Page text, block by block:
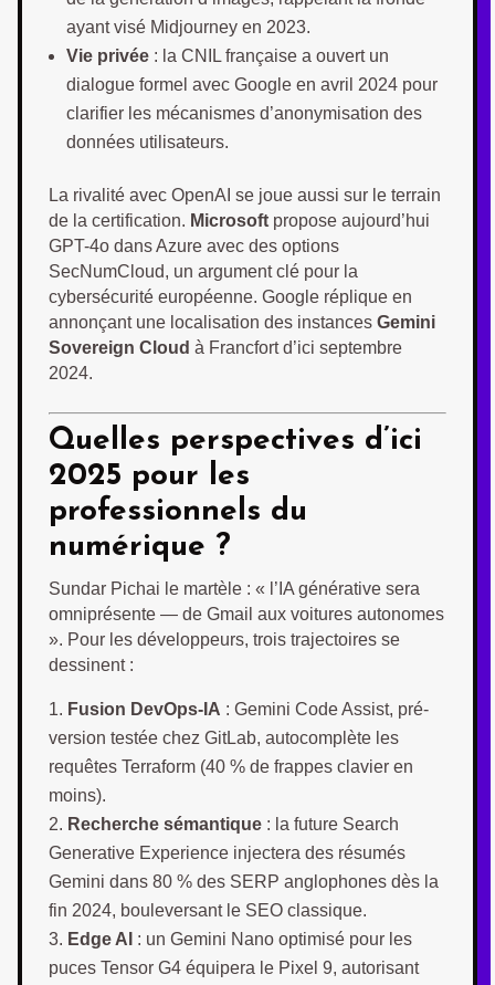
ayant visé Midjourney en 2023.
Vie privée : la CNIL française a ouvert un
dialogue formel avec Google en avril 2024 pour
clarifier les mécanismes d’anonymisation des
données utilisateurs.
La rivalité avec OpenAI se joue aussi sur le terrain
de la certification. Microsoft propose aujourd’hui
GPT-4o dans Azure avec des options
SecNumCloud, un argument clé pour la
cybersécurité européenne. Google réplique en
annonçant une localisation des instances Gemini
Sovereign Cloud à Francfort d’ici septembre
2024.
Quelles perspectives d’ici
2025 pour les
professionnels du
numérique ?
Sundar Pichai le martèle : « l’IA générative sera
omniprésente — de Gmail aux voitures autonomes
». Pour les développeurs, trois trajectoires se
dessinent :
Fusion DevOps-IA : Gemini Code Assist, pré-
version testée chez GitLab, autocomplète les
requêtes Terraform (40 % de frappes clavier en
moins).
Recherche sémantique : la future Search
Generative Experience injectera des résumés
Gemini dans 80 % des SERP anglophones dès la
fin 2024, bouleversant le SEO classique.
Edge AI : un Gemini Nano optimisé pour les
puces Tensor G4 équipera le Pixel 9, autorisant